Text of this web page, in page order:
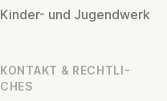
Kinder- und Ju­gend­werk
KONTAKT & RECHT­LI­
CHES